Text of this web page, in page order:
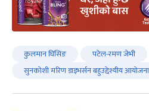
कुलमान घिसिङ पटेल-रमण जेभी
सुनकोशी मरिण डाइभर्सन बहुउद्देश्यीय आयोजना